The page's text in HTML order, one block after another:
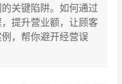
景库
关键陷阱。如何通过
提升营业额，让顾客
，帮你避开经营误